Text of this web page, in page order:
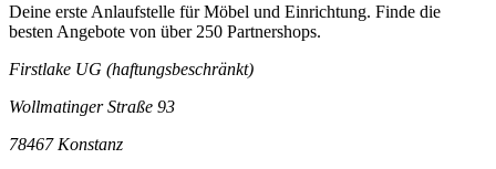
Deine erste Anlaufstelle für Möbel und Einrichtung. Finde die
besten Angebote von über 250 Partnershops.
Firstlake UG (haftungsbeschränkt)
Wollmatinger Straße 93
78467 Konstanz